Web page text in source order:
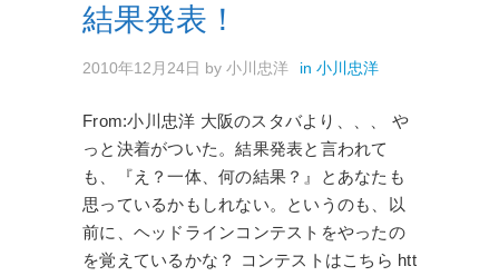
結果発表！
2010年12月24日 by 小川忠洋 in 小川忠洋
From:小川忠洋 大阪のスタバより、、、 や
っと決着がついた。結果発表と言われて
も、『え？一体、何の結果？』とあなたも
思っているかもしれない。というのも、以
前に、ヘッドラインコンテストをやったの
を覚えているかな？ コンテストはこちら htt